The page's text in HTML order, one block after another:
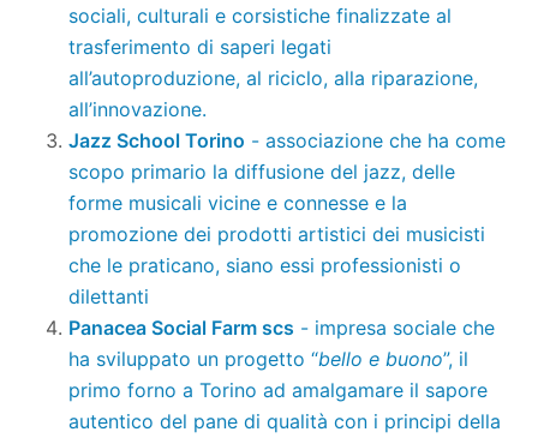
sociali, culturali e corsistiche finalizzate al
trasferimento di saperi legati
all’autoproduzione, al riciclo, alla riparazione,
all’innovazione.
Jazz School Torino - associazione che ha come
scopo primario la diffusione del jazz, delle
forme musicali vicine e connesse e la
promozione dei prodotti artistici dei musicisti
che le praticano, siano essi professionisti o
dilettanti
Panacea Social Farm scs - impresa sociale che
ha sviluppato un progetto “bello e buono”, il
primo forno a Torino ad amalgamare il sapore
autentico del pane di qualità con i principi della